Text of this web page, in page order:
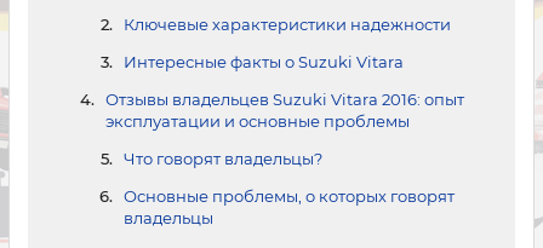
Ключевые характеристики надежности
Интересные факты о Suzuki Vitara
Отзывы владельцев Suzuki Vitara 2016: опыт
эксплуатации и основные проблемы
Что говорят владельцы?
Основные проблемы, о которых говорят
владельцы